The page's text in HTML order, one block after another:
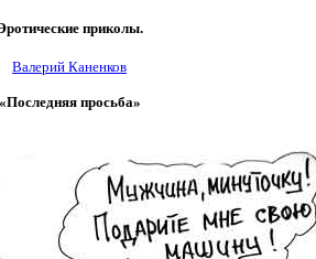
приколы.
Валерий Каненков
«Последняя просьба»